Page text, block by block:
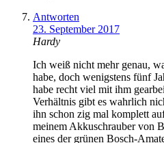
Antworten
23. September 2017
Hardy
Ich weiß nicht mehr genau,
habe, doch wenigstens fünf
habe recht viel mit ihm
Verhältnis gibt es wahrlich
ihn schon zig mal komplett
meinem Akkuschrauber von
eines der grünen Bosch-